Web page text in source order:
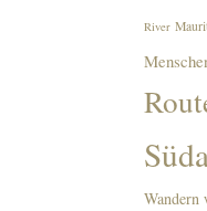
River
Wandern